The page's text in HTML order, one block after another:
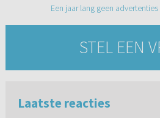
Een jaar lang geen
STEL EEN
Laatste reacties